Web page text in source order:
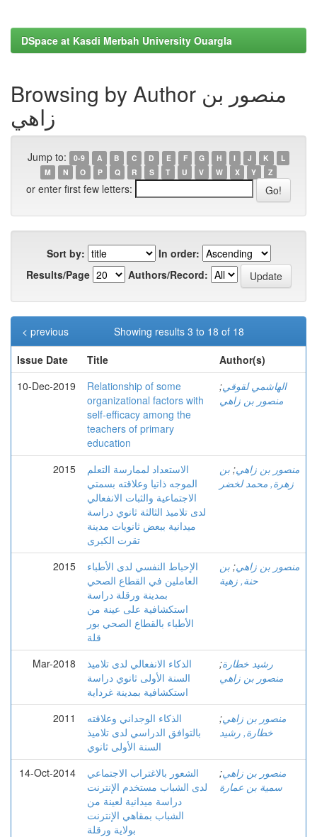
DSpace at Kasdi Merbah University Ouargla
Browsing by Author منصور بن
زاهي
Jump to: 0-9 A B C D E F G H I J K
L
M
N O P Q R S T U V W X Y Z
or enter first few letters:
Sort by:
In order:
Results/Page
Authors/Record:
Showing results 3 to 18 of 18
< previous
Issue Date
Title
Author(s)
10-Dec-2019
Relationship of some
organizational factors with
self-efficacy among the
teachers of primary
education
الهاشمي لقوقي;
منصور بن زاهي
2015
الاستعداد لممارسة التعلم
الموجه ذاتيا وعلاقته بسمتي
الاجتماعية والثبات الانفعالي
لدى تلاميذ الثالثة ثانوي دراسة
ميدانية ببعض ثانويات مدينة
تقرت الكبرى
منصور بن زاهي; بن
زهرة, محمد لخضر
2015
الإحباط النفسي لدى الأطباء
العاملين في القطاع الصحي
بمدينة ورقلة دراسة
استكشافية على عينة من
الأطباء بالقطاع الصحي بور
قلة
منصور بن زاهي; بن
حنة, زهية
Mar-2018
الذكاء الانفعالي لدى تلاميذ
السنة الأولى ثانوي دراسة
استكشافية بمدينة غرداية
رشيد خطارة;
منصور بن زاهي
2011
الذكاء الوجداني وعلاقته
بالتوافق الدراسي لدى تلاميذ
السنة الأولى ثانوي
منصور بن زاهي;
خطارة, رشید
14-Oct-2014
الشعور بالاغتراب الاجتماعي
لدى الشباب مستخدم الإنترنت
دراسة ميدانية لعينة من
الشباب بمقاهي الإنترنت
بولاية ورقلة
منصور بن زاهي;
سمية بن عمارة